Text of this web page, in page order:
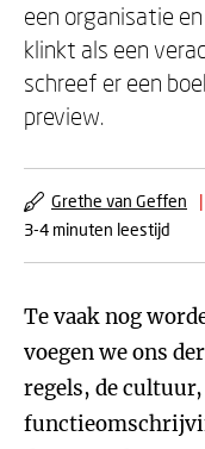
een organisatie
klinkt als een
schreef er een
preview.
Grethe van Geffen |
3-4 minuten leestijd
Te vaak nog
voegen we ons
regels, de